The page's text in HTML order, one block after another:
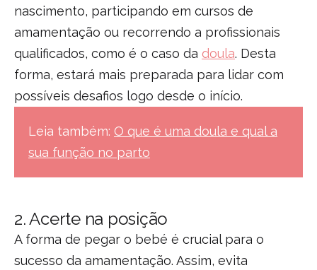
nascimento, participando em cursos de
amamentação ou recorrendo a profissionais
qualificados, como é o caso da doula. Desta
forma, estará mais preparada para lidar com
possíveis desafios logo desde o início.
Leia também: O que é uma doula e qual a
sua função no parto
2.Acerte na posição
A forma de pegar o bebé é crucial para o
sucesso da amamentação. Assim, evita